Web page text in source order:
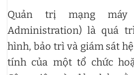
Quản trị mạng máy
Administration) là quá
hình, bảo trì và giám sát
tính của một tổ chức